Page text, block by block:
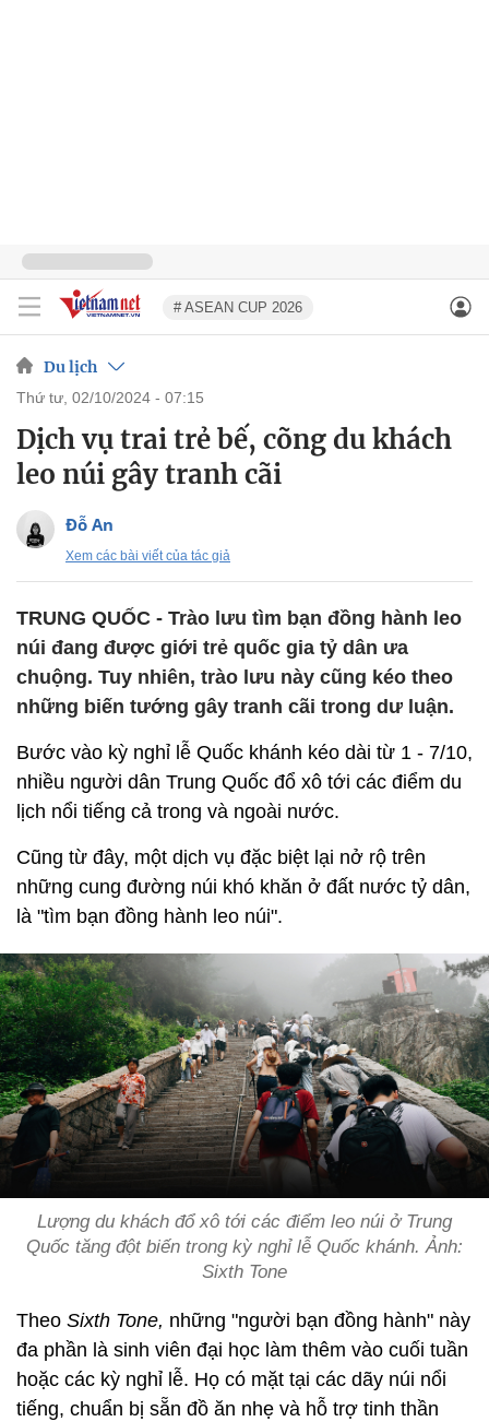
# ASEAN CUP 2026
Du lịch
thứ tư, 02/10/2024 - 07:15
Dịch vụ trai trẻ bế, cõng du khách
leo núi gây tranh cãi
Đỗ An
Xem các bài viết của tác giả
TRUNG QUỐC - Trào lưu tìm bạn đồng hành leo
núi đang được giới trẻ quốc gia tỷ dân ưa
chuộng. Tuy nhiên, trào lưu này cũng kéo theo
những biến tướng gây tranh cãi trong dư luận.
Bước vào kỳ nghỉ lễ Quốc khánh kéo dài từ 1 - 7/10,
nhiều người dân Trung Quốc đổ xô tới các điểm du
lịch nổi tiếng cả trong và ngoài nước.
Cũng từ đây, một dịch vụ đặc biệt lại nở rộ trên
những cung đường núi khó khăn ở đất nước tỷ dân,
là "tìm bạn đồng hành leo núi".
Lượng du khách đổ xô tới các điểm leo núi ở Trung
Quốc tăng đột biến trong kỳ nghỉ lễ Quốc khánh. Ảnh:
Sixth Tone
Theo Sixth Tone, những "người bạn đồng hành" này
đa phần là sinh viên đại học làm thêm vào cuối tuần
hoặc các kỳ nghỉ lễ. Họ có mặt tại các dãy núi nổi
tiếng, chuẩn bị sẵn đồ ăn nhẹ và hỗ trợ tinh thần